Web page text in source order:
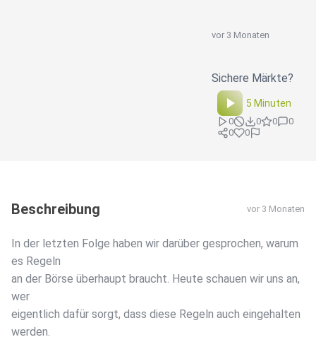
vor 3 Monaten
Sichere Märkte?
5 Minuten
0 0 0
0
0
0
Beschreibung vor 3 Monaten
In der letzten Folge haben wir darüber gesprochen, warum
es Regeln
an der Börse überhaupt braucht. Heute schauen wir uns an,
wer
eigentlich dafür sorgt, dass diese Regeln auch eingehalten
werden.